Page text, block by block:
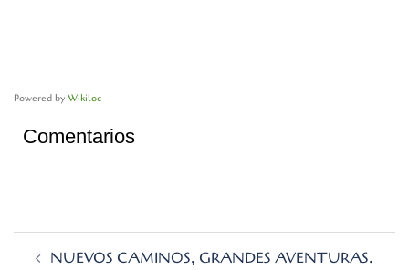
Powered byWikiloc
Comentarios
NUEVOS CAMINOS, GRANDES AVENTURAS.